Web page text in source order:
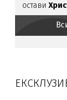
остави